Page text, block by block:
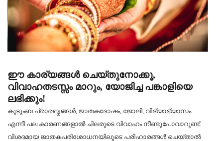
ഈ കാര്യങ്ങൾ ചെയ്തുനോക്കൂ,
വിവാഹതടസ്സം മാറും, യോജിച്ച പങ്കാളിയെ
ലഭിക്കും!
കുടുംബ പ്രാരബ്ധങ്ങൾ, ജാതകദോഷം, ജോലി, വിദ്യാഭ്യാസം
എന്നീ പല കാരണങ്ങളാൽ ചിലരുടെ വിവാഹം നീണ്ടുപോവാറുണ്ട്.
വിശദമായ ജാതകപരിശോധനയിലൂടെ പരിഹാരങ്ങൾ ചെയ്‌താൽ